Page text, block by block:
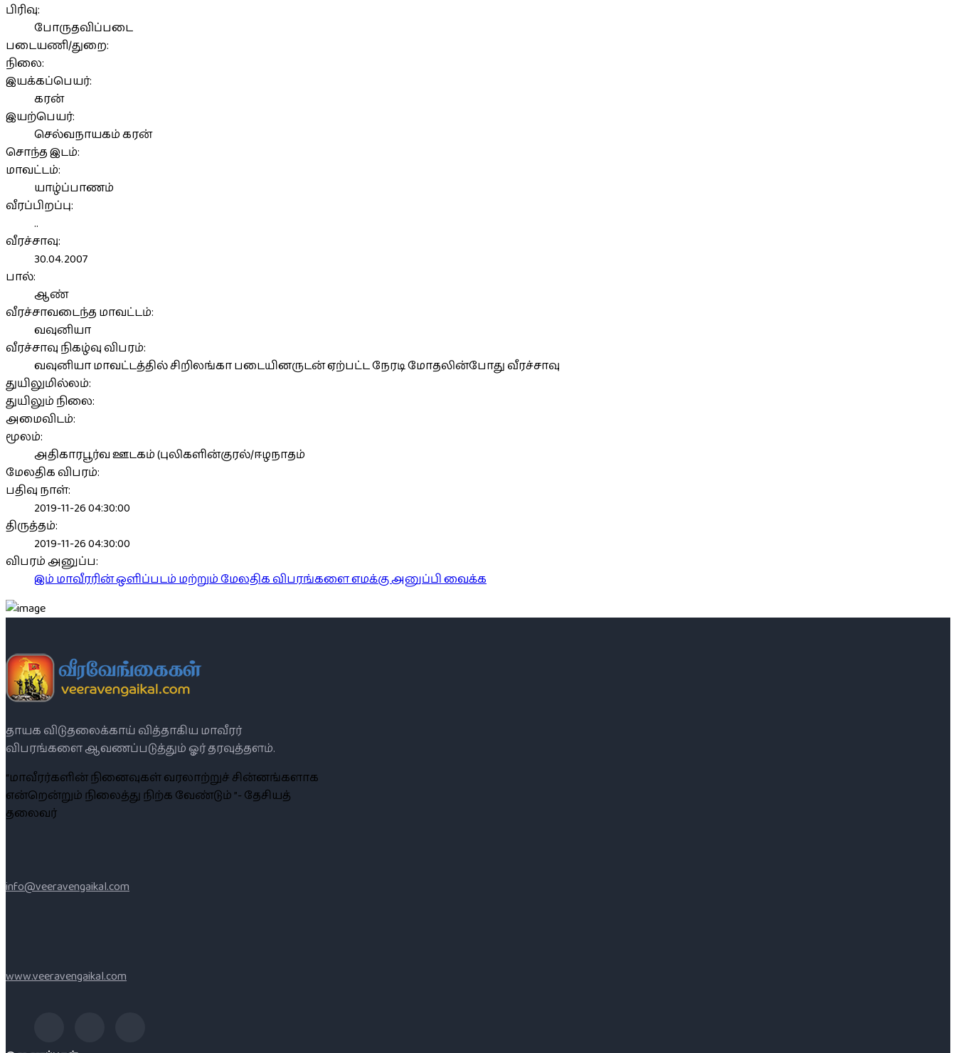
பிரிவு:
போருதவிப்படை
படையணி/துறை:
நிலை:
இயக்கப்பெயர்:
கரன்
இயற்பெயர்:
செல்வநாயகம் கரன்
சொந்த இடம்:
மாவட்டம்:
யாழ்ப்பாணம்
வீரப்பிறப்பு:
..
வீரச்சாவு:
30.04.2007
பால்:
ஆண்
வீரச்சாவடைந்த மாவட்டம்:
வவுனியா
வீரச்சாவு நிகழ்வு விபரம்:
வவுனியா மாவட்டத்தில் சிறிலங்கா படையினருடன் ஏற்பட்ட நேரடி மோதலின்போது வீரச்சாவு
துயிலுமில்லம்:
துயிலும் நிலை:
அமைவிடம்:
மூலம்:
அதிகாரபூர்வ ஊடகம் (புலிகளின்குரல்/ஈழநாதம்
மேலதிக விபரம்:
பதிவு நாள்:
2019-11-26 04:30:00
திருத்தம்:
2019-11-26 04:30:00
விபரம் அனுப்ப:
இம் மாவீரரின் ஒளிப்படம் மற்றும் மேலதிக விபரங்களை எமக்கு அனுப்பி வைக்க
தாயக விடுதலைக்காய் வித்தாகிய மாவீரர்
விபரங்களை ஆவணப்படுத்தும் ஓர் தரவுத்தளம்.
“மாவீரர்களின் நினைவுகள் வரலாற்றுச் சின்னங்களாக
என்றென்றும் நிலைத்து நிற்க வேண்டும் ”- தேசியத்
தலைவர்
info@veeravengaikal.com
www.veeravengaikal.com